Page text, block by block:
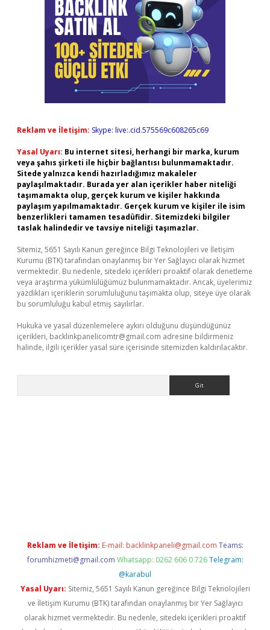
Reklam ve İletişim: Skype: live:.cid.575569c608265c69
Yasal Uyarı: Bu internet sitesi, herhangi bir marka, kurum
veya şahıs şirketi ile hiçbir bağlantısı bulunmamaktadır.
Sitede yalnızca kendi hazırladığımız makaleler
paylaşılmaktadır. Burada yer alan içerikler haber niteliği
taşımamakta olup, gerçek kurum ve kişiler hakkında
paylaşım yapılmamaktadır. Gerçek kurum ve kişiler ile isim
benzerlikleri tamamen tesadüfidir. Sitemizdeki bilgiler
taslak halindedir ve tavsiye niteliği taşımazlar.
Sitemiz, 5651 Sayılı Kanun gereğince Bilgi Teknolojileri ve İletişim
Kurumu (BTK) tarafından onaylanmış bir Yer Sağlayıcı olarak hizmet
vermektedir. Bu nedenle, sitedeki içerikleri proaktif olarak denetleme
veya araştırma yükümlülüğümüz bulunmamaktadır. Ancak, üyelerimiz
yazdıkları içeriklerin sorumluluğunu taşımakta olup, siteye üye olarak
bu sorumluluğu kabul etmiş sayılırlar.
Hukuka ve yasal düzenlemelere aykırı olduğunu düşündüğünüz
içerikleri, backlinkpanelicomtr@gmail.com adresine bildirmeniz
halinde, ilgili içerikler yasal süre içerisinde sitemizden kaldırılacaktır.
Reklam ve İletişim: E-mail: backlinkpaneli@gmail.com Teams:
forumhizmeti@gmail.com Whatsapp: 0262 606 0 726 Telegram:
@karabul
Yasal Uyarı: Sitemiz, 5651 Sayılı Kanun gereğince Bilgi Teknolojileri
ve İletişim Kurumu (BTK) tarafından onaylanmış bir Yer Sağlayıcı
olarak hizmet vermektedir. Bu nedenle, sitedeki içerikleri proaktif